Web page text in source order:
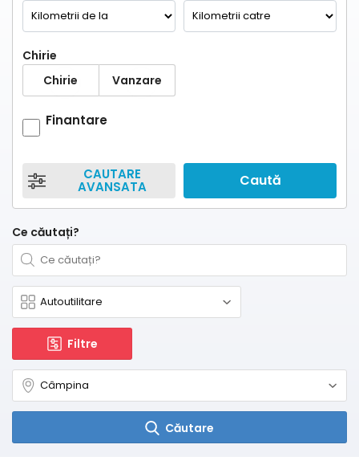
Chirie
Chirie
Vanzare
Finantare
CAUTARE
AVANSATA Caută
Ce căutați?
Filtre
Căutare